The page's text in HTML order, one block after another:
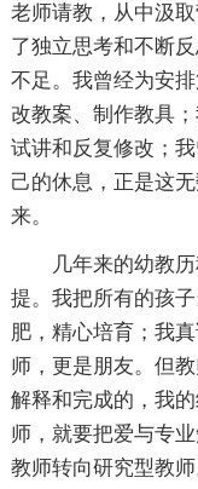
老师请教，从中汲
了独立思考和不断
不足。我曾经为安
改教案、制作教具
试讲和反复修改；
己的休息，正是这
来。
几年来的幼教
提。我把所有的孩
肥，精心培育；我
师，更是朋友。但
解释和完成的，我
师，就要把爱与专
教师转向研究型教